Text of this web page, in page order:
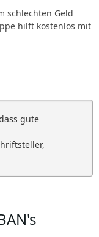
schlechten Geld
hilft kostenlos mit
gute